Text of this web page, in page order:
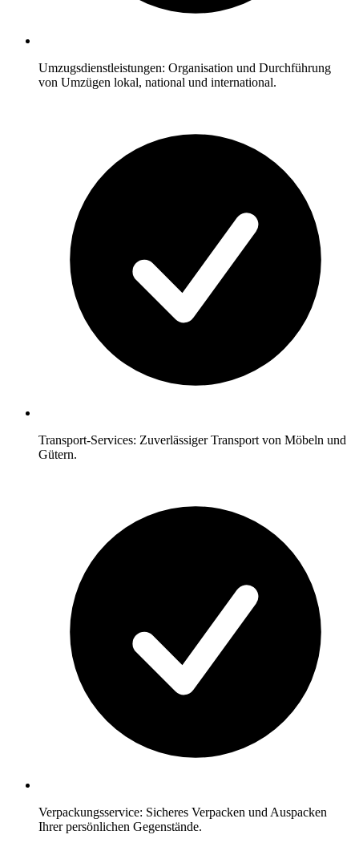
Umzugsdienstleistungen: Organisation und Durchführung
von Umzügen lokal, national und international.
Transport-Services: Zuverlässiger Transport von Möbeln und
Gütern.
Verpackungsservice: Sicheres Verpacken und Auspacken
Ihrer persönlichen Gegenstände.